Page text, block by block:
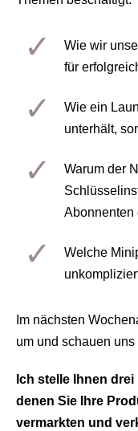
Wie wir
für
Wie ein
unterhält,
Warum der
Abonnenten
Welche
Im nächsten
um und schauen
Ich stelle Ihnen
denen Sie Ihre
vermarkten und